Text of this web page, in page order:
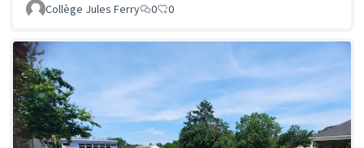
Collège Jules Ferry
0 0